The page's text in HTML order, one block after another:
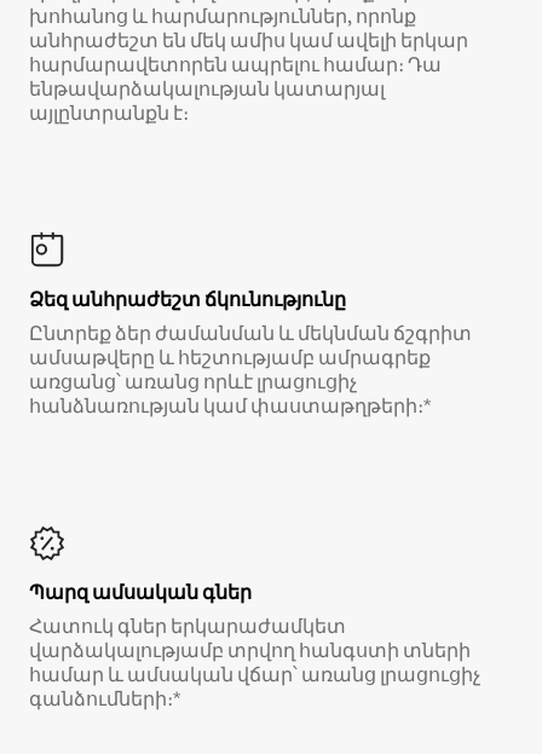
խոհանոց և հարմարություններ, որոնք
անհրաժեշտ են մեկ ամիս կամ ավելի երկար
հարմարավետորեն ապրելու համար։ Դա
ենթավարձակալության կատարյալ
այլընտրանքն է։
Ձեզ անհրաժեշտ ճկունությունը
Ընտրեք ձեր ժամանման և մեկնման ճշգրիտ
ամսաթվերը և հեշտությամբ ամրագրեք
առցանց՝ առանց որևէ լրացուցիչ
հանձնառության կամ փաստաթղթերի։*
Պարզ ամսական գներ
Հատուկ գներ երկարաժամկետ
վարձակալությամբ տրվող հանգստի տների
համար և ամսական վճար՝ առանց լրացուցիչ
գանձումների։*